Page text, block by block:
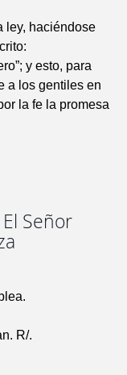
ley, haciéndose
y esto, para
a los gentiles en
la fe la promesa
Señor
R/.